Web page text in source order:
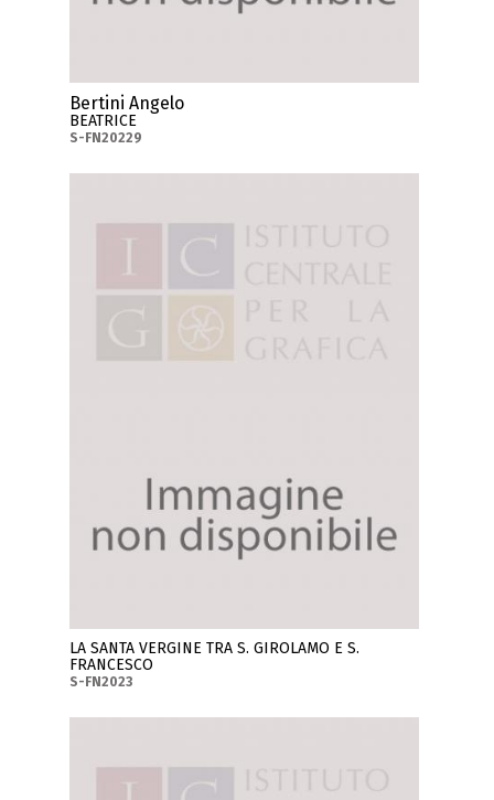
Bertini Angelo
BEATRICE
S-FN20229
LA SANTA VERGINE TRA S. GIROLAMO E S.
FRANCESCO
S-FN2023